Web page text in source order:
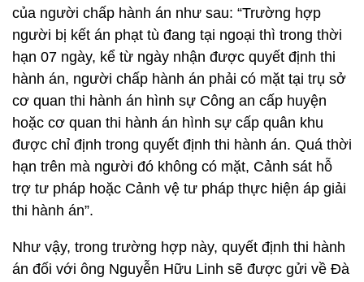
của người chấp hành án như sau: “Trường hợp
người bị kết án phạt tù đang tại ngoại thì trong thời
hạn 07 ngày, kể từ ngày nhận được quyết định thi
hành án, người chấp hành án phải có mặt tại trụ sở
cơ quan thi hành án hình sự Công an cấp huyện
hoặc cơ quan thi hành án hình sự cấp quân khu
được chỉ định trong quyết định thi hành án. Quá thời
hạn trên mà người đó không có mặt, Cảnh sát hỗ
trợ tư pháp hoặc Cảnh vệ tư pháp thực hiện áp giải
thi hành án”.
Như vậy, trong trường hợp này, quyết định thi hành
án đối với ông Nguyễn Hữu Linh sẽ được gửi về Đà